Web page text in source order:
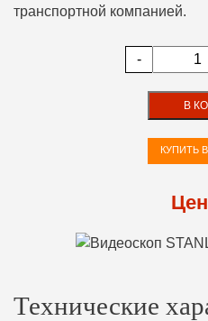
транспортной компанией.
-
В
КУПИТЬ
Технические